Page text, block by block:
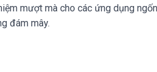
mượt mà cho các ứng dụng
đám mây.